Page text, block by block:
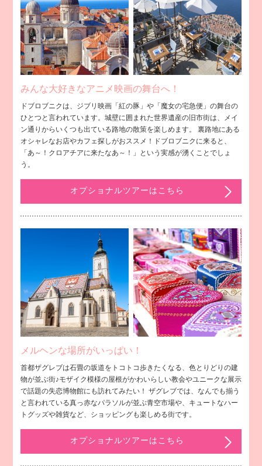
みんな大好きなアニメ映画の舞台へ！
ドブロブニクは、ジブリ映画「紅の豚」や「魔女の宅急便」の舞台の
ひとつと言われています。城壁に囲まれた世界遺産の旧市街は、メイ
ン通りからいくつも出ている路地の散策を楽しめます。 裏路地にある
オシャレなお店やカフェ探しがおススメ！ドブロブニクに来ると、
「あ～！クロアチアに来たなあ～！」という実感が湧くことでしょ
う。
オプショナルツアーはこちら
メルヘンな場所がいっぱい！
首都ザグレブは石畳の坂道をトコトコ歩きたくなる、色とりどりの建
物が並ぶ街♪モザイク模様の屋根がかわいらしい教会やユニークな展示
で話題の失恋博物館にも訪れてみたい！ ザグレブでは、なんでも揃う
と言われている真っ赤なパラソルが並ぶ青空市場や、キュートなハー
トグッズや雑貨など、ショッピングも楽しめる街です。
オプショナルツアーはこちら